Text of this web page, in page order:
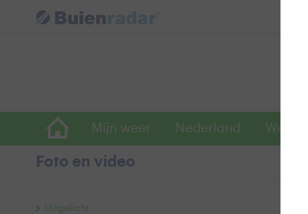
Mijn weer Nederland
Foto en video
Uitgelicht